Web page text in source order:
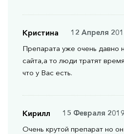
Кристина
12 Апреля
Препарата уже очень давно
сайта,а то люди тратят
что у Вас есть.
Кирилл
15 Февраля
Очень крутой препарат но